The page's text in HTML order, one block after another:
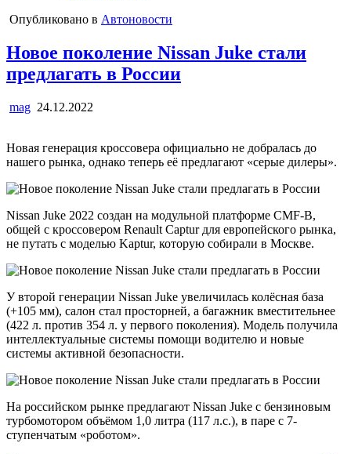
Опубликовано в Автоновости
Новое поколение Nissan Juke стали
предлагать в России
mag 24.12.2022
Новая генерация кроссовера официально не добралась до
нашего рынка, однако теперь её предлагают «серые дилеры».
Nissan Juke 2022 создан на модульной платформе CMF-B,
общей с кроссовером Renault Captur для европейского рынка,
не путать с моделью Kaptur, которую собирали в Москве.
У второй генерации Nissan Juke увеличилась колёсная база
(+105 мм), салон стал просторней, а багажник вместительнее
(422 л. против 354 л. у первого поколения). Модель получила
интеллектуальные системы помощи водителю и новые
системы активной безопасности.
На российском рынке предлагают Nissan Juke с бензиновым
турбомотором объёмом 1,0 литра (117 л.с.), в паре с 7-
ступенчатым «роботом».